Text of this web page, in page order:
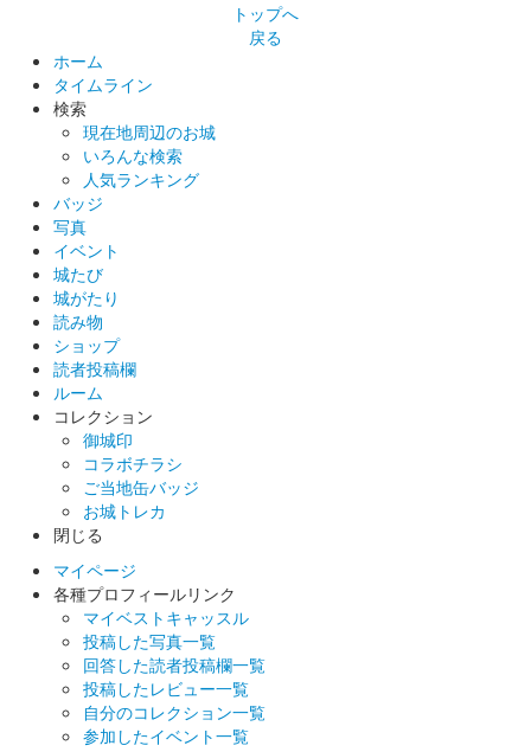
トップへ
戻る
ホーム
タイムライン
検索
現在地周辺のお城
いろんな検索
人気ランキング
バッジ
写真
イベント
城たび
城がたり
読み物
ショップ
読者投稿欄
ルーム
コレクション
御城印
コラボチラシ
ご当地缶バッジ
お城トレカ
閉じる
マイページ
各種プロフィールリンク
マイベストキャッスル
投稿した写真一覧
回答した読者投稿欄一覧
投稿したレビュー一覧
自分のコレクション一覧
参加したイベント一覧